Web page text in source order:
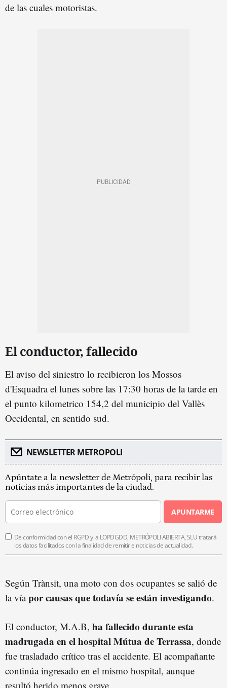
de las cuales motoristas.
El conductor, fallecido
El aviso del siniestro lo recibieron los Mossos
d'Esquadra el lunes sobre las 17:30 horas de la tarde en
el punto kilometrico 154,2 del municipio del Vallès
Occidental, en sentido sud.
NEWSLETTER METROPOLI
Apúntate a la newsletter de Metrópoli, para recibir las
noticias más importantes de la ciudad.
APUNTARME
De conformidad con el RGPD y la LOPDGDD, METRÓPOLI ABIERTA, SLU tratará
los datos facilitados con la finalidad de remitirle noticias de actualidad.
Según Trànsit, una moto con dos ocupantes se salió de
la víapor causas que todavía se están investigando.
El conductor, M.A.B, ha fallecido durante esta
madrugada en el hospital Mútua de Terrassa, donde
fue trasladado crítico tras el accidente. El acompañante
continúa ingresado en el mismo hospital, aunque
resultó herido menos grave.